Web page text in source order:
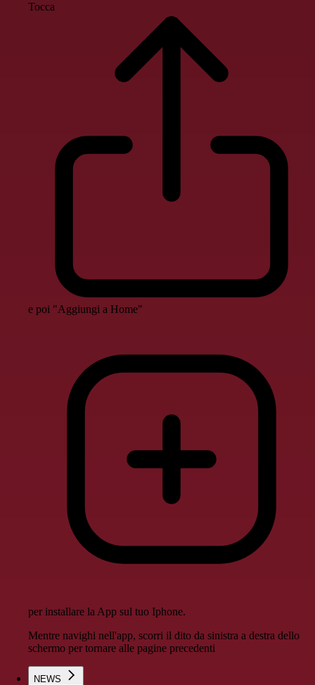
Tocca
e poi "Aggiungi a Home"
per installare la App sul tuo Iphone.
Mentre navighi nell'app, scorri il dito da sinistra a destra dello
schermo per tornare alle pagine precedenti
NEWS